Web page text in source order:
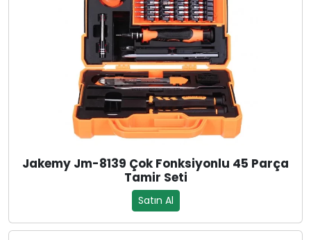
Jakemy Jm-8139 Çok Fonksiyonlu 45 Parça
Tamir Seti
Satın Al